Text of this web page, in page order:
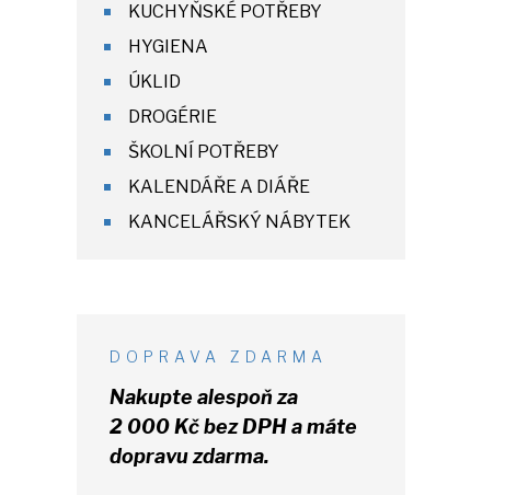
KUCHYŇSKÉ POTŘEBY
HYGIENA
ÚKLID
DROGÉRIE
ŠKOLNÍ POTŘEBY
KALENDÁŘE A DIÁŘE
KANCELÁŘSKÝ NÁBYTEK
DOPRAVA ZDARMA
Nakupte alespoň za
2 000 Kčbez DPHa máte
dopravu zdarma.